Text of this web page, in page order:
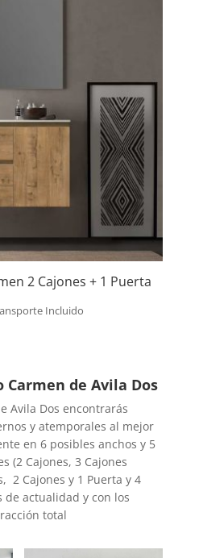
2 Cajones + 1 Puerta
Incluido
Carmen de Avila Dos
Avila Dos encontrarás
y atemporales al mejor
en 6 posibles anchos y 5
(2 Cajones, 3 Cajones
2 Cajones y 1 Puerta y 4
de actualidad y con los
total